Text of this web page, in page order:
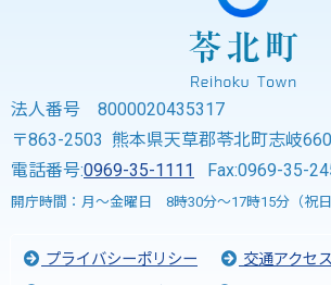
法人番号 8000020435317
〒863-2503 熊本県天草郡苓北町志岐
電話番号:0969-35-1111 Fax:0969-35-
開庁時間：月～金曜日 8時30分～17時15分（祝日
プライバシーポリシー
交通アクセス